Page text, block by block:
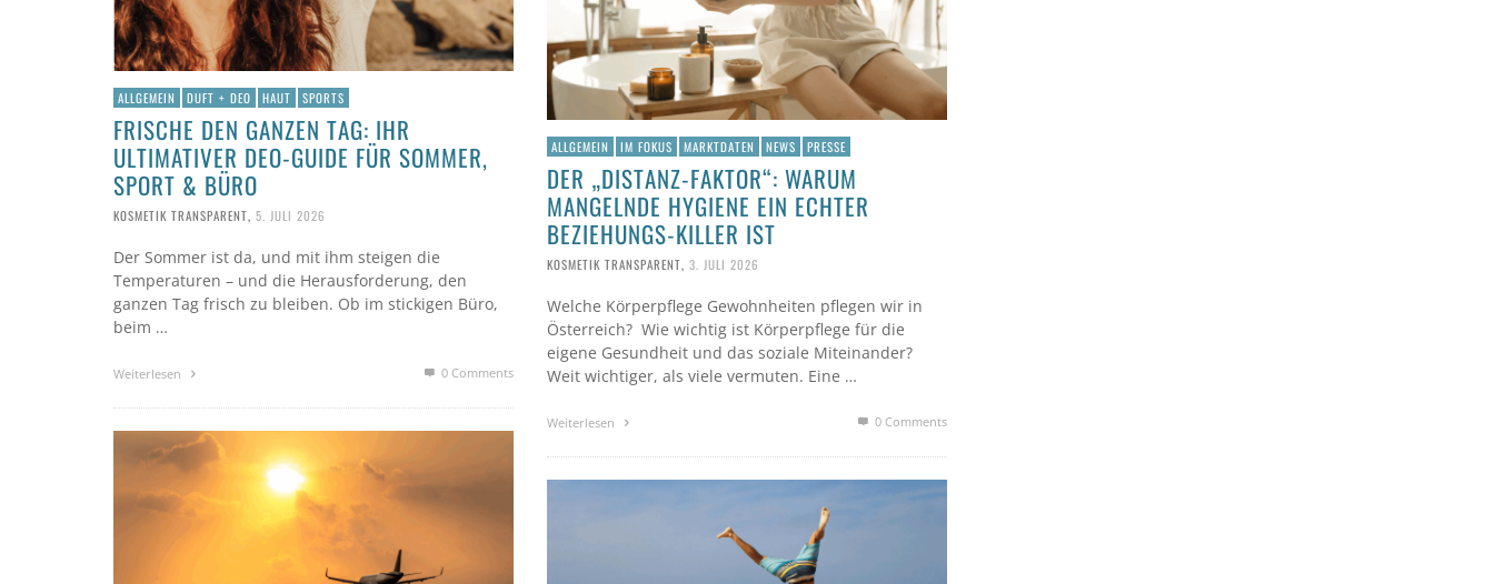
ALLGEMEIN DUFT + DEO HAUT SPORTS
FRISCHE DEN GANZEN TAG: IHR
ULTIMATIVER DEO-GUIDE FÜR SOMMER,
SPORT & BÜRO
KOSMETIK TRANSPARENT, 5. JULI 2026
Der Sommer ist da, und mit ihm steigen die
Temperaturen – und die Herausforderung, den
ganzen Tag frisch zu bleiben. Ob im stickigen Büro,
beim …
Weiterlesen 0 Comments
ALLGEMEIN IM FOKUS MARKTDATEN NEWS PRESSE
DER „DISTANZ-FAKTOR“: WARUM
MANGELNDE HYGIENE EIN ECHTER
BEZIEHUNGS-KILLER IST
KOSMETIK TRANSPARENT, 3. JULI 2026
Welche Körperpflege Gewohnheiten pflegen wir in
Österreich? Wie wichtig ist Körperpflege für die
eigene Gesundheit und das soziale Miteinander?
Weit wichtiger, als viele vermuten. Eine …
Weiterlesen 0 Comments